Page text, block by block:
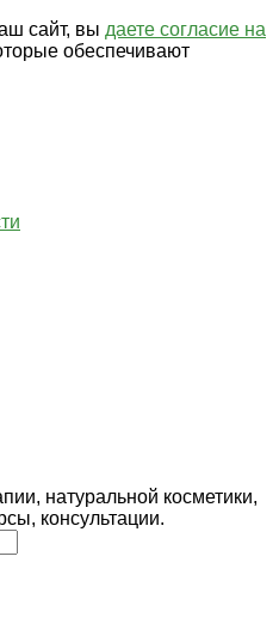
сайт, вы даете согласие на
обеспечивают
натуральной косметики,
консультации.